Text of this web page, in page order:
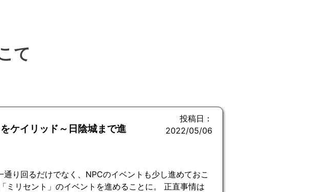
て
ケイリッド～日陰城まで進
投稿日：
2022/05/06
り回るだけでなく、NPCのイベントも少し進めておこ
ミリセント」のイベントを進めることに。 正直事情は